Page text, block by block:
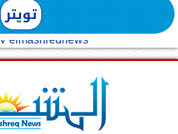
تويتر
elmashreqnews